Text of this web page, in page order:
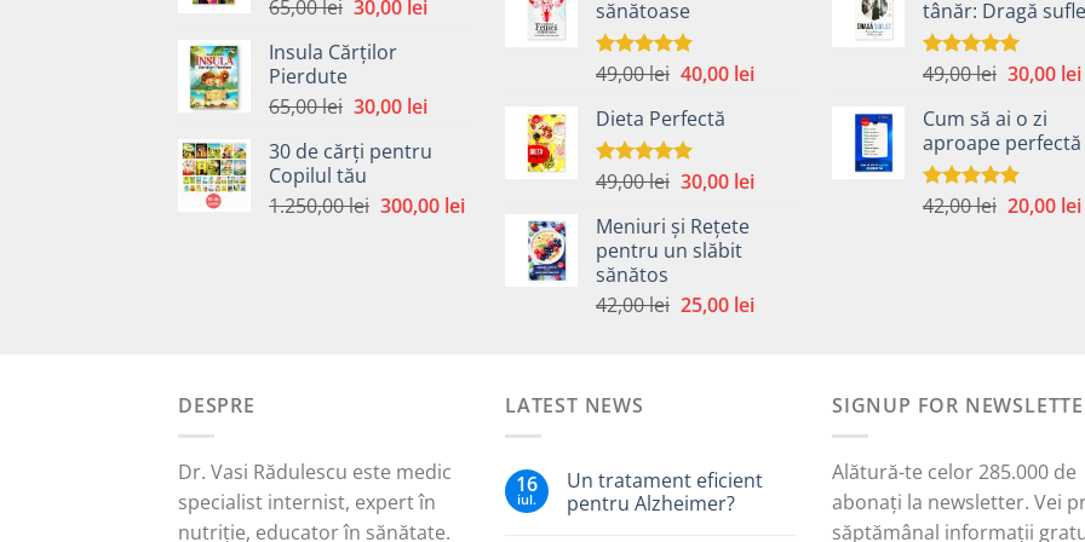
65,00lei Prețul
a
65,00 lei.
30,00 leiPrețul
Insula Cărților
Pierdute
65,00lei Prețul
a
fost:
65,00 lei.
30,00 leiPrețul
este:
30 de cărți pentru
Copilul tău
1.250,00lei Prețul
300,00 leiPrețul
300,00 lei.
fost:
59,00 lei.
sănătoase
Evaluat la
49,00lei Prețul
a
fost:
49,00 lei.
40,00 leiPrețul
Dieta Perfectă
Evaluat la
49,00lei Prețul
a
fost:
30,00 leiPrețul
Meniuri și Rețete
pentru un slăbit
sănătos
42,00lei Prețul
25,00 leiPrețul
fost:
59,00 lei.
tânăr: Dragă
Evaluat la
49,00lei Prețul
a
fost:
49,00 lei.
30,00 lei
Cum să ai o zi
aproape perfectă
Evaluat la
42,00lei Prețul
20,00 lei
DESPRE
Dr. Vasi Rădulescu este medic
specialist internist, expert în
nutriție, educator în sănătate.
LATEST NEWS
16
iul.
Un tratament eficient
pentru Alzheimer?
SIGNUP FOR
Alătură-te celor 285.000 de
abonați la newsletter. Vei
săptămânal informații